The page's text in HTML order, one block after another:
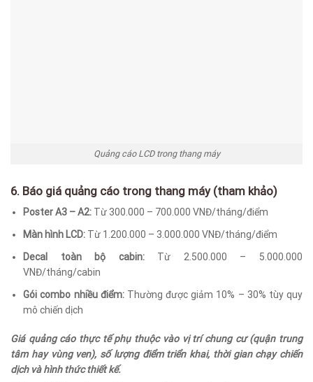
Quảng cáo LCD trong thang máy
6. Báo giá quảng cáo trong thang máy (tham khảo)
Poster A3 – A2: Từ 300.000 – 700.000 VNĐ/tháng/điểm
Màn hình LCD: Từ 1.200.000 – 3.000.000 VNĐ/tháng/điểm
Decal toàn bộ cabin:Từ 2.500.000 – 5.000.000
VNĐ/tháng/cabin
Gói combo nhiều điểm:Thường được giảm 10% – 30% tùy quy
mô chiến dịch
Giá quảng cáo thực tế phụ thuộc vào vị trí chung cư (quận trung
tâm hay vùng ven), số lượng điểm triển khai, thời gian chạy chiến
dịch và hình thức thiết kế.